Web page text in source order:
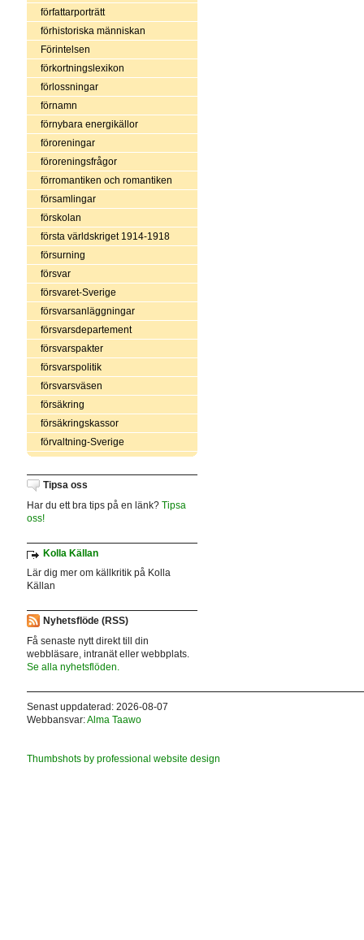
författarporträtt
förhistoriska människan
Förintelsen
förkortningslexikon
förlossningar
förnamn
förnybara energikällor
föroreningar
föroreningsfrågor
förromantiken och romantiken
församlingar
förskolan
första världskriget 1914-1918
försurning
försvar
försvaret-Sverige
försvarsanläggningar
försvarsdepartement
försvarspakter
försvarspolitik
försvarsväsen
försäkring
försäkringskassor
förvaltning-Sverige
Tipsa oss
Har du ett bra tips på en länk? Tipsa
oss!
Kolla Källan
Lär dig mer om källkritik på Kolla
Källan
Nyhetsflöde (RSS)
Få senaste nytt direkt till din
webbläsare, intranät eller webbplats.
Se alla nyhetsflöden.
Senast uppdaterad: 2026-08-07
Webbansvar:Alma Taawo
Thumbshots by professional website design